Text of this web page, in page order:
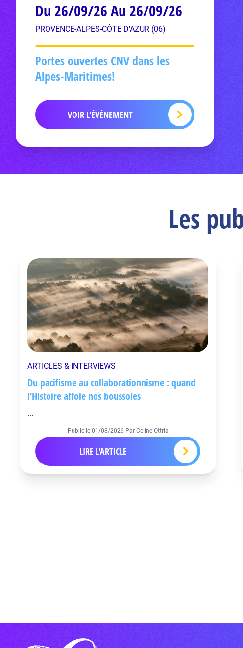
Du 26/09/26 Au 26/09/26
PROVENCE-ALPES-CÔTE D'AZUR (06)
Portes ouvertes CNV dans les
Alpes-Maritimes!
VOIR L'ÉVÉNEMENT
Les
ARTICLES & INTERVIEWS
Du pacifisme au collaborationnisme : quand
l’Histoire affole nos boussoles
...
Publié le 01/08/2026 Par Céline Ottria
LIRE L'ARTICLE